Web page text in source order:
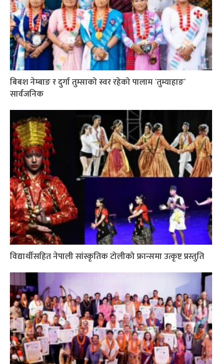
बिबश नेम्बाङ र दुर्गा तुम्साको स्वर रहेको पालाम `तुम्याहाङ´
सार्वजनिक
विद्यार्थीसहित नेपाली सांस्कृतिक टोलीको फ्रान्समा उत्कृष्ट प्रस्तुति